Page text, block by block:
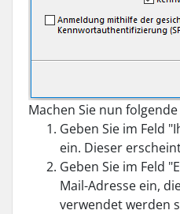
Machen Sie nun
Geben Sie im Feld
ein. Dieser
Geben Sie im Feld
Mail-Adresse ein,
verwendet werden